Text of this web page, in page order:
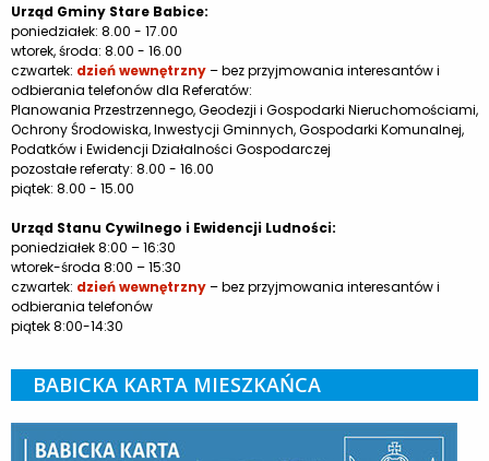
Urząd Gminy Stare Babice:
poniedziałek: 8.00 - 17.00
wtorek, środa: 8.00 - 16.00
czwartek: dzień wewnętrzny– bez przyjmowania interesantów i
odbierania telefonów dla Referatów:
Planowania Przestrzennego, Geodezji i Gospodarki Nieruchomościami,
Ochrony Środowiska, Inwestycji Gminnych, Gospodarki Komunalnej,
Podatków i Ewidencji Działalności Gospodarczej
pozostałe referaty: 8.00 - 16.00
piątek: 8.00 - 15.00
Urząd Stanu Cywilnego i Ewidencji Ludności:
poniedziałek 8:00 – 16:30
wtorek-środa 8:00 – 15:30
czwartek: dzień wewnętrzny– bez przyjmowania interesantów i
odbierania telefonów
piątek 8:00-14:30
BABICKA KARTA MIESZKAŃCA